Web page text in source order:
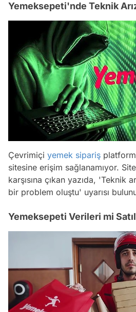
Yemeksepeti'nde Teknik
Çevrimiçi yemek sipariş
sitesine erişim sağlanamıyor.
karşısına çıkan yazıda, 'Teknik
bir problem oluştu' uyarısı
Yemeksepeti Verileri mi